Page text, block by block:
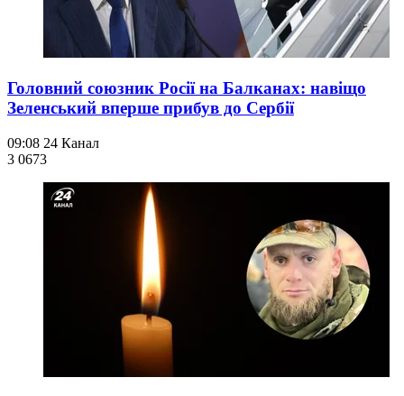
Головний союзник Росії на Балканах: навіщо
Зеленський вперше прибув до Сербії
09:08 24 Канал
3 0673